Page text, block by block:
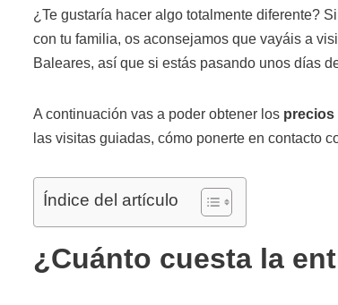
¿Te gustaría hacer algo totalmente diferente?
con tu familia, os aconsejamos que vayáis a
Baleares, así que si estás pasando unos días
A continuación vas a poder obtener los precios
las visitas guiadas, cómo ponerte en contacto
Índice del artículo
¿Cuánto cuesta la